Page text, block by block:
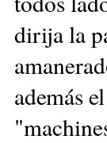
dirija la
además